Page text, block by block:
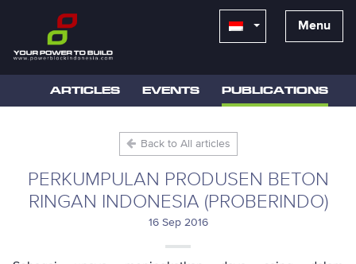
Menu
ARTICLES EVENTS PUBLICATIONS
Back to All articles
PERKUMPULAN PRODUSEN BETON
RINGAN INDONESIA (PROBERINDO)
16 Sep 2016